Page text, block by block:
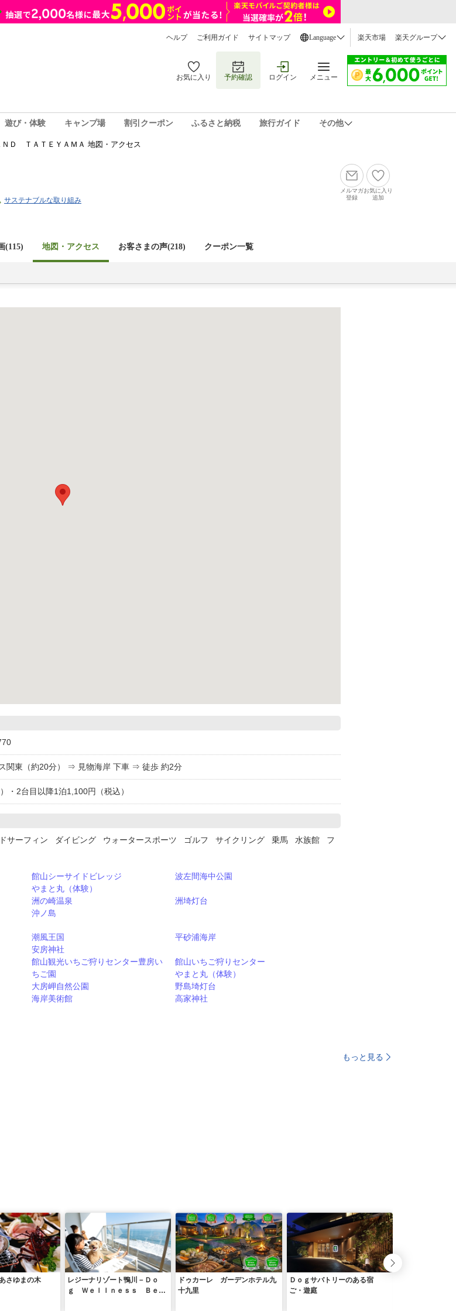
ヘルプ ご利用ガイド サイトマップ Language 楽天市場 楽天グループ
お気に入り 予約確認 ログイン メニュー
遊び・体験 キャンプ場 割引クーポン ふるさと納税 旅行ガイド その他
ＮＤ ＴＡＴＥＹＡＭＡ 地図・アクセス
サステナブルな取り組み
メルマガ
登録
お気に入り
追加
(115) 地図・アクセス お客さまの声(218) クーポン一覧
関東（約20分） ⇒ 見物海岸 下車 ⇒ 徒歩 約2分
・2台目以降1泊1,100円（税込）
サーフィン ダイビング ウォータースポーツ ゴルフ サイクリング 乗馬 水族館 フ
館山シーサイドビレッジ
波左間海中公園
やまと丸（体験）
洲の崎温泉
洲埼灯台
沖ノ島
潮風王国
平砂浦海岸
安房神社
館山観光いちご狩りセンター豊房い
ちご園
館山いちご狩りセンター
やまと丸（体験）
大房岬自然公園
野島埼灯台
海岸美術館
高家神社
もっと見る
さゆまの木
レジーナリゾート鴨川－Ｄｏ
ｇ Ｗｅｌｌｎｅｓｓ Ｂｅａ
ドゥカーレ ガーデンホテル九
十九里
Ｄｏｇサバトリーのある宿
ご・遊庭